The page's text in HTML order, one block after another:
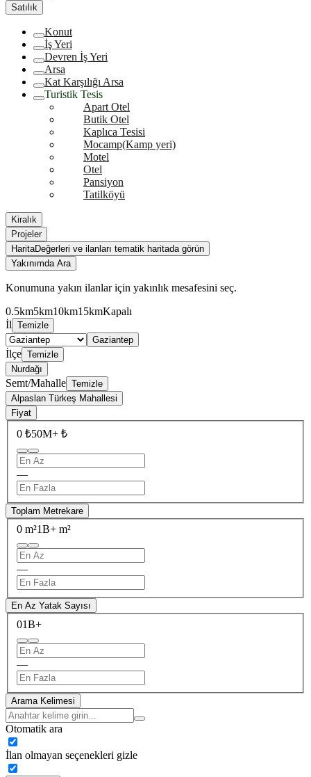
Satılık
Konut
İş Yeri
Devren İş Yeri
Arsa
Kat Karşılığı Arsa
Turistik Tesis
Apart Otel
Butik Otel
Kaplıca Tesisi
Mocamp(Kamp yeri)
Motel
Otel
Pansiyon
Tatilköyü
Kiralık
Projeler
HaritaDeğerleri ve ilanları tematik haritada görün
Yakınımda Ara
Konumuna yakın ilanlar için yakınlık mesafesini seç.
0.5km5km10km15kmKapalı
İl Temizle
Gaziantep
İlçe Temizle
Nurdağı
Semt/Mahalle Temizle
Alpaslan Türkeş Mahallesi
Fiyat
0 ₺50M+ ₺
—
Toplam Metrekare
0 m²1B+ m²
—
En Az Yatak Sayısı
01B+
—
Arama Kelimesi
Otomatik ara
İlan olmayan seçenekleri gizle